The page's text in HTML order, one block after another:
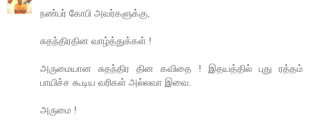
நண்பர் கோபி அவர்களுக்கு,
சுதந்திரதின வாழ்த்துக்கள் !
அருமையான சுதந்திர தின கவிதை ! இதயத்தில் புது ரத்தம்
பாயிச்ச கூடிய வரிகள் அல்லவா இவை.
அருமை !